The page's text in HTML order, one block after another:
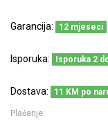
Garancija: 12 mjeseci
Isporuka: Isporuka 2
Dostava: 11 KM po
Plaćanje: